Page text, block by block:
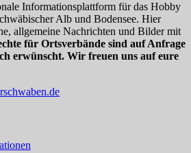
Informationsplattform für das Hobby
Alb und Bodensee. Hier
allgemeine Nachrichten und Bilder mit
für Ortsverbände sind auf Anfrage
erwünscht. Wir freuen uns auf eure